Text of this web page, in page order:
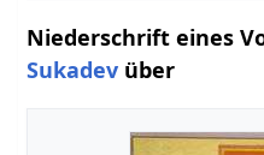
Niederschrift eines
Sukadev über